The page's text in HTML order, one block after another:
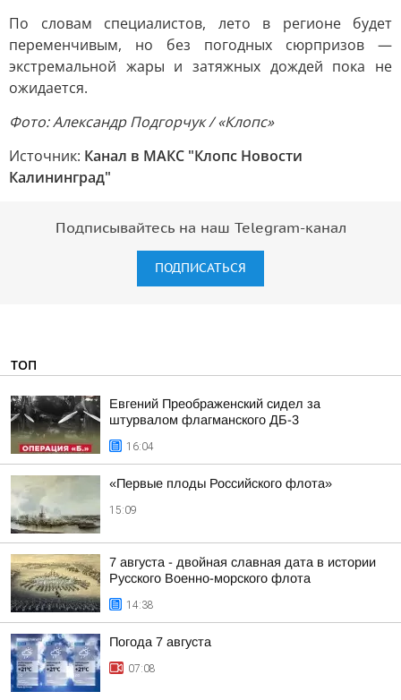
По словам специалистов, лето в регионе будет
переменчивым, но без погодных сюрпризов —
экстремальной жары и затяжных дождей пока не
ожидается.
Фото: Александр Подгорчук / «Клопс»
Источник: Канал в МАКС "Клопс Новости
Калининград"
Подписывайтесь на наш Telegram-канал
ПОДПИСАТЬСЯ
ТОП
Евгений Преображенский сидел за
штурвалом флагманского ДБ-3
16:04
«Первые плоды Российского флота»
15:09
7 августа - двойная славная дата в истории
Русского Военно-морского флота
14:38
Погода 7 августа
07:08